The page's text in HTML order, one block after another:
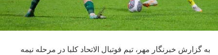
به گزارش خبرنگار مهر، تیم فوتبال الاتحاد کلبا در مرحله نیمه